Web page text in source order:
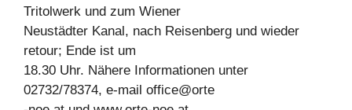
Tritolwerk und zum Wiener
Neustädter Kanal, nach Reisenberg und wieder
retour; Ende ist um
18.30 Uhr. Nähere Informationen unter
02732/78374, e-mail office@orte